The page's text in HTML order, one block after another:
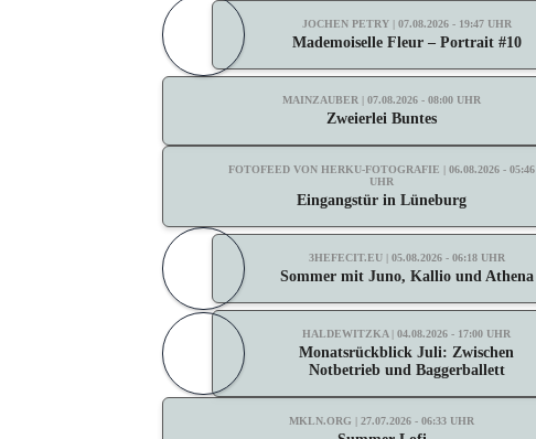
JOCHEN PETRY | 07.08.2026 - 19:47 UHR
Mademoiselle Fleur – Portrait #10
MAINZAUBER | 07.08.2026 - 08:00 UHR
Zweierlei Buntes
FOTOFEED VON HERKU-FOTOGRAFIE | 06.08.2026 - 05:46
UHR
Eingangstür in Lüneburg
3HEFECIT.EU | 05.08.2026 - 06:18 UHR
Sommer mit Juno, Kallio und Athena
HALDEWITZKA | 04.08.2026 - 17:00 UHR
Monatsrückblick Juli: Zwischen
Notbetrieb und Baggerballett
MKLN.ORG | 27.07.2026 - 06:33 UHR